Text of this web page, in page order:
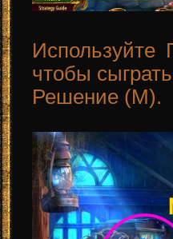
чтобы
Решение (M).